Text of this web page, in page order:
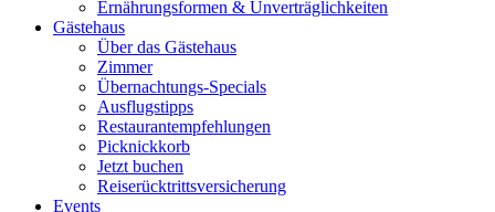
Ernährungsformen & Unverträglichkeiten
Gästehaus
Über das Gästehaus
Zimmer
Übernachtungs-Specials
Ausflugstipps
Restaurantempfehlungen
Picknickkorb
Jetzt buchen
Reiserücktrittsversicherung
Events